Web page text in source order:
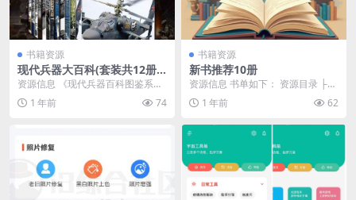
书籍资源
现代兵器大百科(套装共12册)
[人文社科]
资源信息 《现代兵器百科图鉴系
列》涵盖多种军用装备，包括战
机、重型武器、潜艇、枪...
1 年前 74
书籍资源
新书推荐10册
资源信息 书单如下： 资源目录 ├─
─ 《胜者谋局》大齐.jpg 0.26M └...
1 年前 62